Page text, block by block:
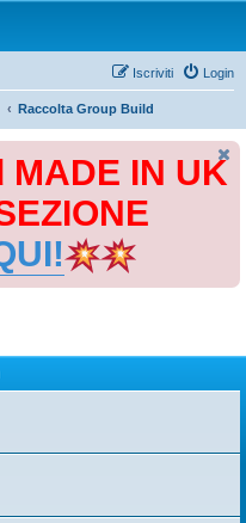
Login
Iscriviti
Raccolta Group Build
IN UK